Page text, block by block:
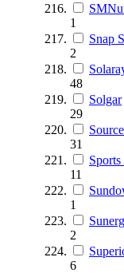
1
Snap
2
48
Solgar
29
31
Sports
11
1
2
6